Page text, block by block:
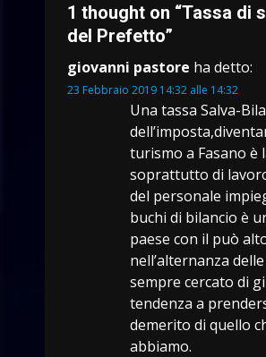
1 thought on “Tassa di
del Prefetto”
giovanni pastore ha detto:
23 Febbraio 2019 14:32 alle 14:32
Una tassa Salva-
turismo a Fasano è
soprattutto di
del personale
buchi di bilancio è
paese con il può
nell’alternanza
sempre cercato di
tendenza a
demerito di quello
abbiamo.